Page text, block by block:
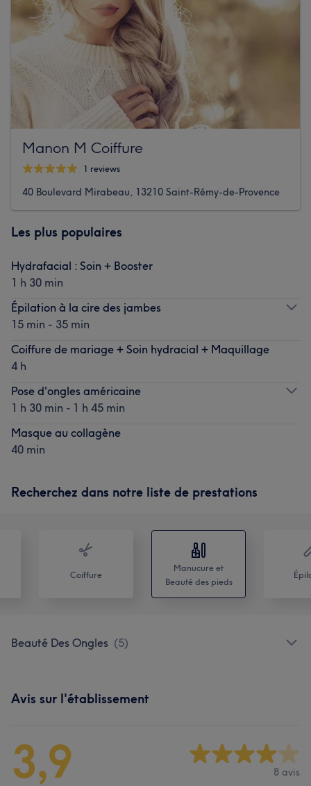
Manon M Coiffure
1 reviews
40 Boulevard Mirabeau, 13210 Saint-Rémy-de-Provence
Les plus populaires
Hydrafacial : Soin + Booster
1 h 30 min
Épilation à la cire des jambes
15 min - 35 min
Coiffure de mariage + Soin hydracial + Maquillage
4 h
Pose d'ongles américaine
1 h 30 min - 1 h 45 min
Masque au collagène
40 min
Recherchez dans notre liste de prestations
Coiffure
Manucure et
Beauté des pieds
Beauté Des Ongles (5)
Avis sur l'établissement
3,9 8 avis